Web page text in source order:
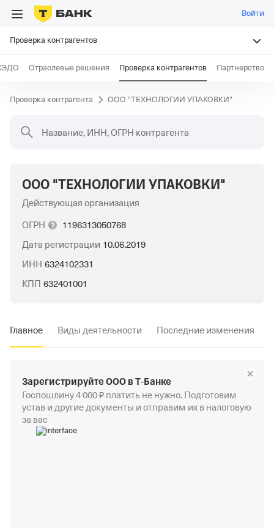
Войти
Проверка контрагентов
Отраслевые решения Проверка контрагентов Партнерство
Проверка контрагента ООО "ТЕХНОЛОГИИ УПАКОВКИ"
Название, ИНН, ОГРН контрагента
ООО "ТЕХНОЛОГИИ УПАКОВКИ"
Действующая организация
ОГРН
1196313050768
Дата регистрации 10.06.2019
ИНН 6324102331
КПП 632401001
Главное Виды деятельности Последние изменения
Зарегистрируйте ООО в Т‑Банке
Госпошлину 4 000 ₽ платить не нужно. Подготовим
устав и другие документы и отправим их в налоговую
за вас